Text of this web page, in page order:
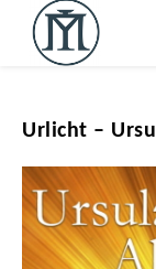
Urlicht –